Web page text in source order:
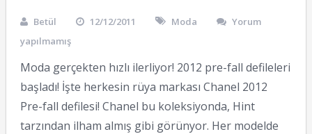
Betül 12/12/2011 Moda
Yorum
yapılmamış
Moda gerçekten hızlı ilerliyor! 2012 pre-fall defileleri
başladı! İşte herkesin rüya markası Chanel 2012
Pre-fall defilesi! Chanel bu koleksiyonda, Hint
tarzından ilham almış gibi görünyor. Her modelde